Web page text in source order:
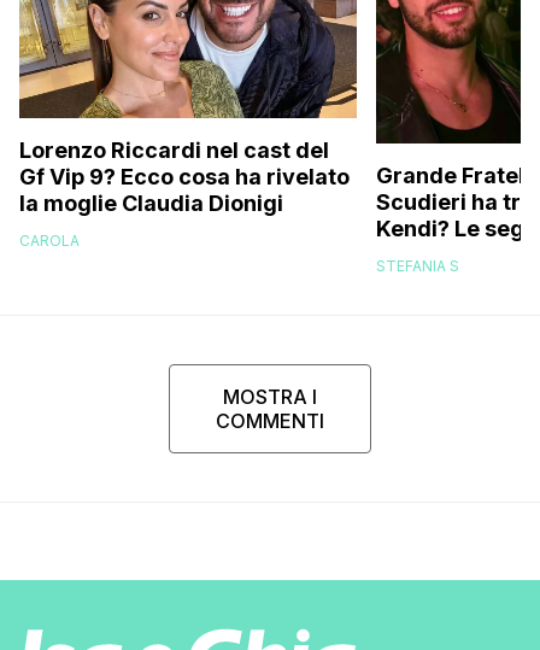
Lorenzo Riccardi nel cast del
Gf Vip 9? Ecco cosa ha rivelato
la moglie Claudia Dionigi
CAROLA
Grande
Scudieri ha
Kendi? Le
replica dell’ex
STEFANIA S
MOSTRA I
COMMENTI